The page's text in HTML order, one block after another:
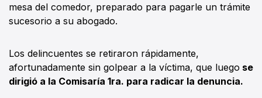
mesa del comedor, preparado para pagarle un trámite
sucesorio a su abogado.
Los delincuentes se retiraron rápidamente,
afortunadamente sin golpear a la víctima, que luego se
dirigió a la Comisaría 1ra. para radicar la denuncia.